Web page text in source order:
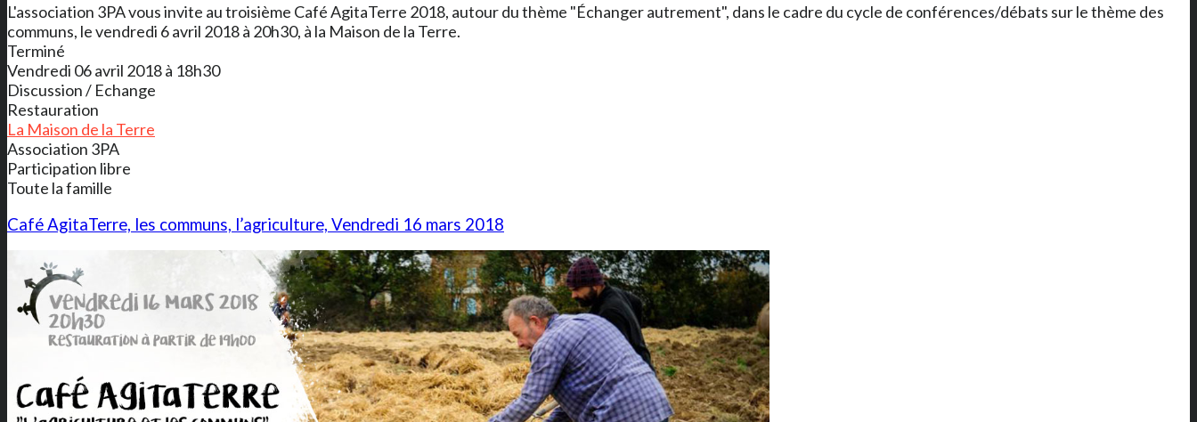
L'association 3PA vous invite au troisième Café AgitaTerre 2018, autour du thème "Échanger autrement", dans le cadre du cycle de conférences/débats sur le thème des
communs, le vendredi 6 avril 2018 à 20h30, à la Maison de la Terre.
Terminé
Vendredi 06 avril 2018 à 18h30
Discussion / Echange
Restauration
La Maison de la Terre
Association 3PA
Participation libre
Toute la famille
Café AgitaTerre, les communs, l’agriculture, Vendredi 16 mars 2018